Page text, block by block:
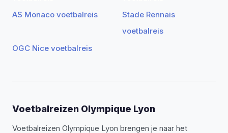
AS Monaco voetbalreis
Stade Rennais
voetbalreis
OGC Nice voetbalreis
Voetbalreizen Olympique Lyon
Voetbalreizen Olympique Lyon brengen je naar het